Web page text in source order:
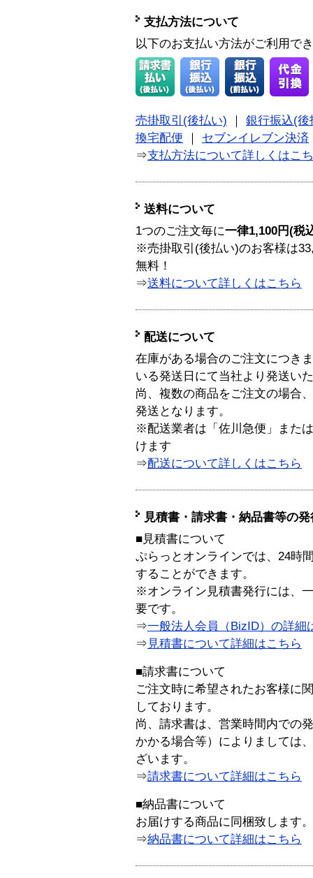
支払方法について
以下のお支払い方法がご利用で
売掛取引(後払い)
銀行振込(後
換宅配便
セブンイレブン決済
⇒支払方法について詳しくはこ
送料について
1つのご注文毎に一律1,100円(税
※売掛取引(後払い)のお客様は
無料！
⇒送料について詳しくはこちら
配送について
在庫がある場合のご注文につき
いる発送日にて当社より発送い
尚、複数の商品をご注文の場合
発送となります。
※配送業者は「佐川急便」また
けます
⇒配送について詳しくはこちら
見積書・請求書・納品書等の
■見積書について
ぷらっとオンラインでは、24時
することができます。
※オンライン見積書発行には、
要です。
⇒一般法人会員（BizID）の詳細
⇒ 見積書について詳細はこちら
■請求書について
ご注文時に希望されたお客様に
しております。
尚、請求書は、営業時間内での
かかる場合等）によりましては
ざいます。
⇒請求書について詳細はこちら
■納品書について
お届けする商品に同梱致します。
⇒納品書について詳細はこちら